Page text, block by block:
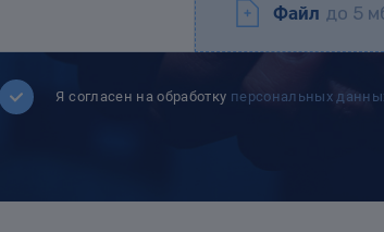
Файл до 5
Я согласен на обработку персональных